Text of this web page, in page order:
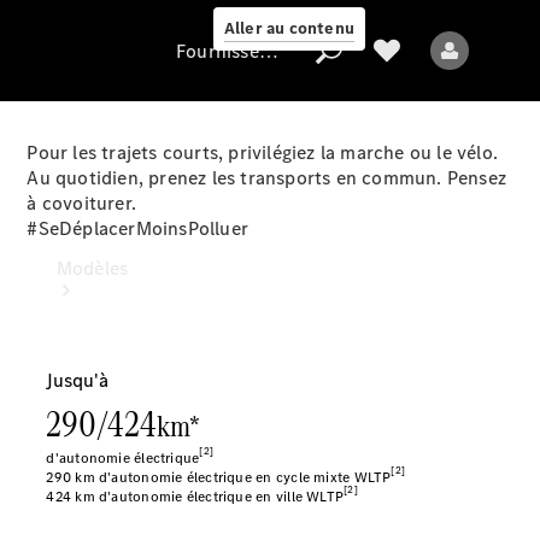
Aller au contenu
Fournisseur /
Protection des
données
Tous les modèles
Fournisseur / Protection des données
Pour les trajets courts, privilégiez la marche ou le vélo.
Au quotidien, prenez les transports en commun. Pensez
à covoiturer.
#SeDéplacerMoinsPolluer